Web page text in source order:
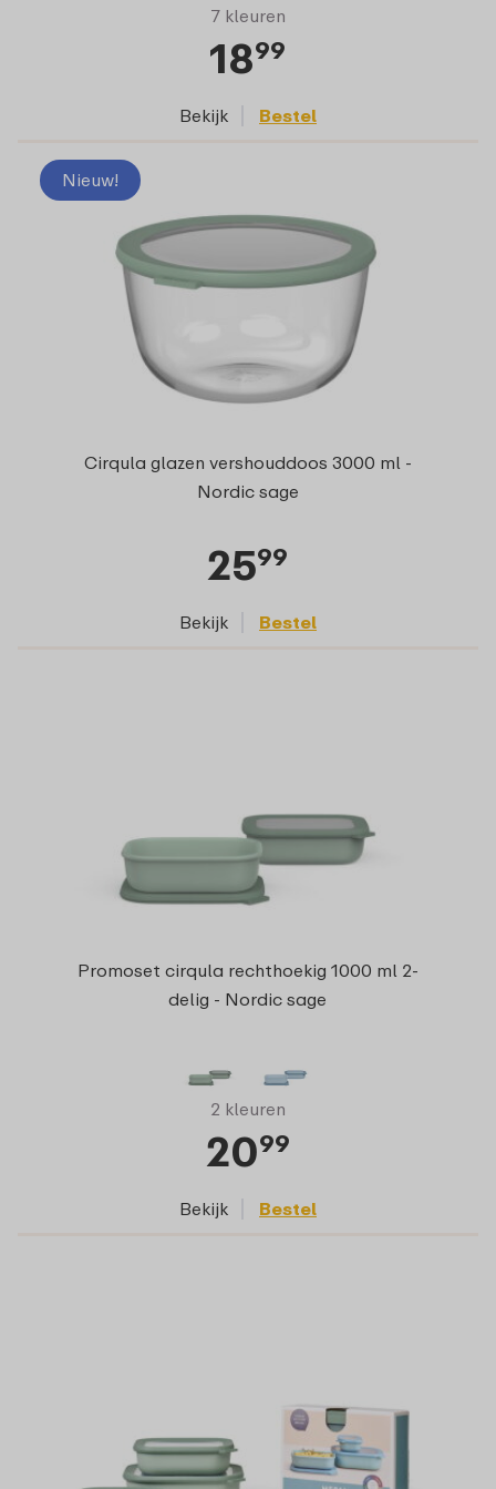
7 kleuren
1899
Bekijk Bestel
Nieuw!
Cirqula glazen vershouddoos 3000 ml -
Nordic sage
2599
Bekijk Bestel
Promoset cirqula rechthoekig 1000 ml 2-
delig - Nordic sage
2 kleuren
2099
Bekijk Bestel